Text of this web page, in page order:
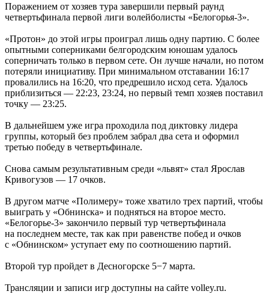
Поражением от хозяев тура завершили первый раунд
четвертьфинала первой лиги волейболисты «Белогорья-3».
«Протон» до этой игры проиграл лишь одну партию. С более
опытными соперниками белгородским юношам удалось
соперничать только в первом сете. Он лучше начали, но потом
потеряли инициативу. При минимальном отставании 16:17
провалились на 16:20, что предрешило исход сета. Удалось
приблизиться — 22:23, 23:24, но первый темп хозяев поставил
точку — 23:25.
В дальнейшем уже игра проходила под диктовку лидера
группы, который без проблем забрал два сета и оформил
третью победу в четвертьфинале.
Снова самым результативным среди «львят» стал Ярослав
Кривогузов — 17 очков.
В другом матче «Полимеру» тоже хватило трех партий, чтобы
выиграть у «Обнинска» и подняться на второе место.
«Белогорье-3» закончило первый тур четвертьфинала
на последнем месте, так как при равенстве побед и очков
с «Обнинском» уступает ему по соотношению партий.
Второй тур пройдет в Десногорске 5−7 марта.
Трансляции и записи игр доступны на сайте volley.ru.